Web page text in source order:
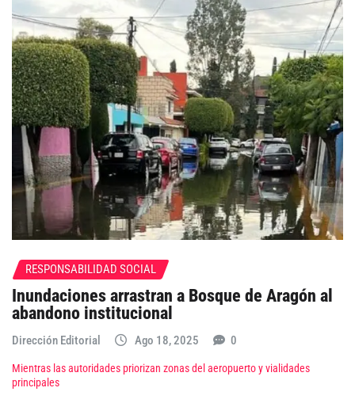
RESPONSABILIDAD SOCIAL
Inundaciones arrastran a Bosque de Aragón al
abandono institucional
Dirección Editorial Ago 18, 2025 0
Mientras las autoridades priorizan zonas del aeropuerto y vialidades
principales